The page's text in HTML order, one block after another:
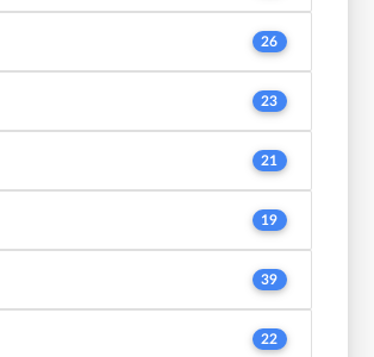
26
23
21
19
39
22